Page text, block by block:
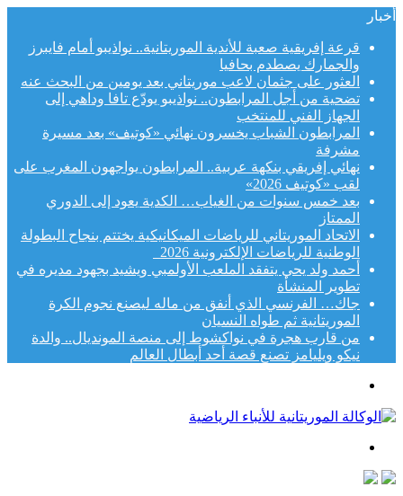
أخبار
قرعة إفريقية صعبة للأندية الموريتانية.. نواذيبو أمام فايبرز
والجمارك يصطدم بحافيا
العثور على جثمان لاعب موريتاني بعد يومين من البحث عنه
تضحية من أجل المرابطون.. نواذيبو يودّع تافا وداهي إلى
الجهاز الفني للمنتخب
المرابطون الشباب يخسرون نهائي «كوتيف» بعد مسيرة
مشرفة
نهائي إفريقي بنكهة عربية.. المرابطون يواجهون المغرب على
لقب «كوتيف 2026»
بعد خمس سنوات من الغياب… الكدية يعود إلى الدوري
الممتاز
الاتحاد الموريتاني للرياضات الميكانيكية يختتم بنجاح البطولة
الوطنية للرياضات الإلكترونية 2026
أحمد ولد يحي يتفقد الملعب الأولمبي ويشيد بجهود مديره في
تطوير المنشأة
جاك… الفرنسي الذي أنفق من ماله ليصنع نجوم الكرة
الموريتانية ثم طواه النسيان
من قارب هجرة في نواكشوط إلى منصة المونديال.. والدة
نيكو ويليامز تصنع قصة أحد أبطال العالم